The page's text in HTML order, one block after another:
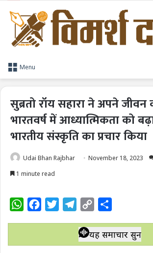
Menu
सुब्रतो रॉय सहारा ने अपने
भारतवर्ष में आध्यात्मिकता को
भारतीय संस्कृति का प्रचार किया
Udai Bhan Rajbhar November 18, 2023
1 minute read
W
t
e
t
l
e
p
y
a
r
यह समाचार सुनें